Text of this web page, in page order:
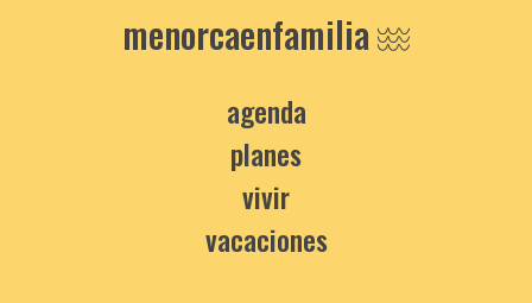
menorcaenfamilia
agenda
planes
vivir
vacaciones